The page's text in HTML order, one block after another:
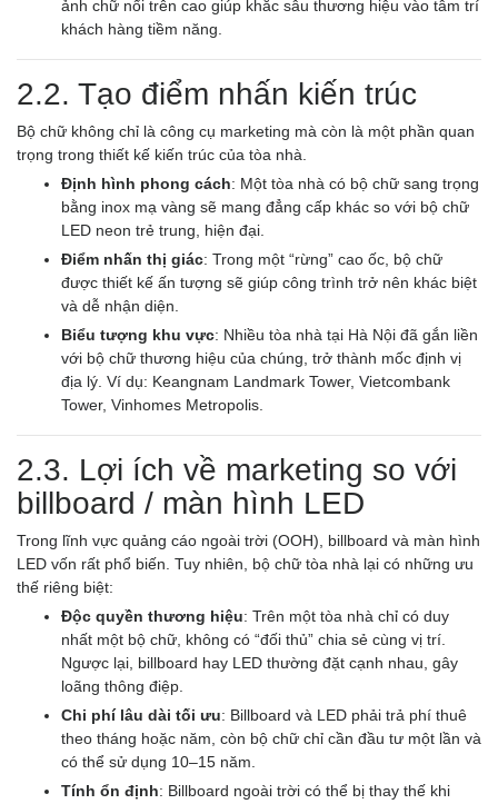
ảnh chữ nổi trên cao giúp khắc sâu thương hiệu vào tâm trí
khách hàng tiềm năng.
2.2. Tạo điểm nhấn kiến trúc
Bộ chữ không chỉ là công cụ marketing mà còn là một phần quan
trọng trong thiết kế kiến trúc của tòa nhà.
Định hình phong cách: Một tòa nhà có bộ chữ sang trọng
bằng inox mạ vàng sẽ mang đẳng cấp khác so với bộ chữ
LED neon trẻ trung, hiện đại.
Điểm nhấn thị giác: Trong một “rừng” cao ốc, bộ chữ
được thiết kế ấn tượng sẽ giúp công trình trở nên khác biệt
và dễ nhận diện.
Biểu tượng khu vực: Nhiều tòa nhà tại Hà Nội đã gắn liền
với bộ chữ thương hiệu của chúng, trở thành mốc định vị
địa lý. Ví dụ: Keangnam Landmark Tower, Vietcombank
Tower, Vinhomes Metropolis.
2.3. Lợi ích về marketing so với
billboard / màn hình LED
Trong lĩnh vực quảng cáo ngoài trời (OOH), billboard và màn hình
LED vốn rất phổ biến. Tuy nhiên, bộ chữ tòa nhà lại có những ưu
thế riêng biệt:
Độc quyền thương hiệu: Trên một tòa nhà chỉ có duy
nhất một bộ chữ, không có “đối thủ” chia sẻ cùng vị trí.
Ngược lại, billboard hay LED thường đặt cạnh nhau, gây
loãng thông điệp.
Chi phí lâu dài tối ưu: Billboard và LED phải trả phí thuê
theo tháng hoặc năm, còn bộ chữ chỉ cần đầu tư một lần và
có thể sử dụng 10–15 năm.
Tính ổn định: Billboard ngoài trời có thể bị thay thế khi